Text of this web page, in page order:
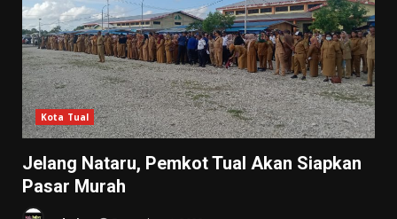
Kota Tual
Jelang Nataru, Pemkot Tual Akan Siapkan
Pasar Murah